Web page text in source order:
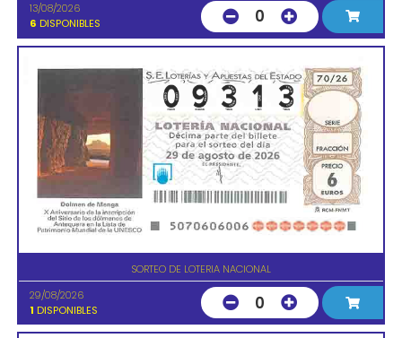
13/08/2026
6 DISPONIBLES 0
SORTEO DE LOTERIA NACIONAL
29/08/2026
1 DISPONIBLES 0